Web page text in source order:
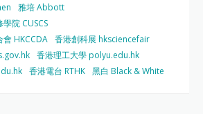
雅培 Abbott
院 CUSCS
HKCCDA 香港創科展 hksciencefair
香港理工大學 polyu.edu.hk
香港電台 RTHK 黑白 Black & White